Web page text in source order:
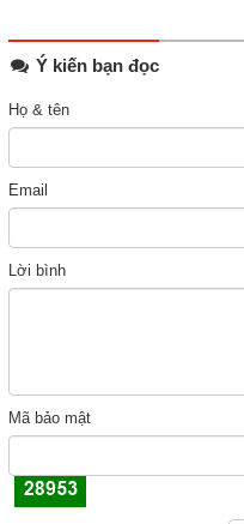
Ý kiến bạn đọc
Họ & tên
Email
Lời bình
Mã bảo mật